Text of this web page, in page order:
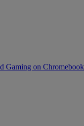
Gaming on Chromebook